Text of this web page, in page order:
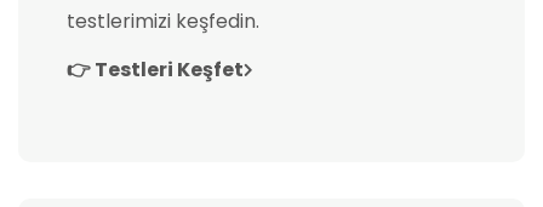
testlerimizi keşfedin.
👉 Testleri Keşfet